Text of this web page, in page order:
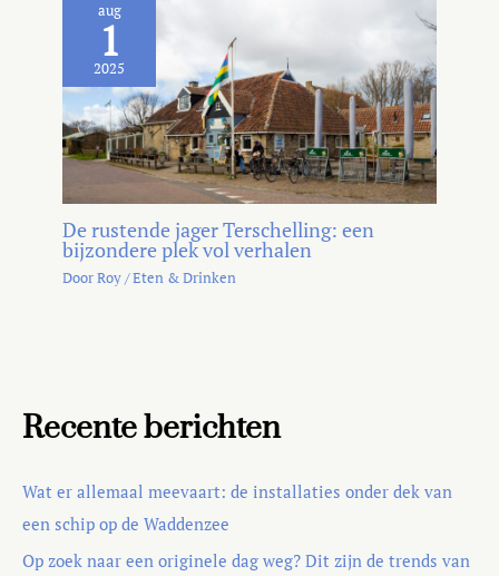
aug
1
2025
De rustende jager Terschelling: een
bijzondere plek vol verhalen
DoorRoy/Eten & Drinken
Recente berichten
Wat er allemaal meevaart: de installaties onder dek van
een schip op de Waddenzee
Op zoek naar een originele dag weg? Dit zijn de trends van